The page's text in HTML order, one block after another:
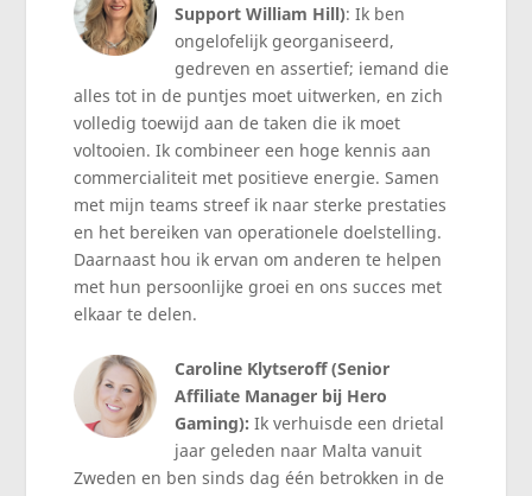
Support William Hill): Ik ben
ongelofelijk georganiseerd,
gedreven en assertief; iemand die
alles tot in de puntjes moet uitwerken, en zich
volledig toewijd aan de taken die ik moet
voltooien. Ik combineer een hoge kennis aan
commercialiteit met positieve energie. Samen
met mijn teams streef ik naar sterke prestaties
en het bereiken van operationele doelstelling.
Daarnaast hou ik ervan om anderen te helpen
met hun persoonlijke groei en ons succes met
elkaar te delen.
Caroline Klytseroff (Senior
Affiliate Manager bij Hero
Gaming):Ik verhuisde een drietal
jaar geleden naar Malta vanuit
Zweden en ben sinds dag één betrokken in de